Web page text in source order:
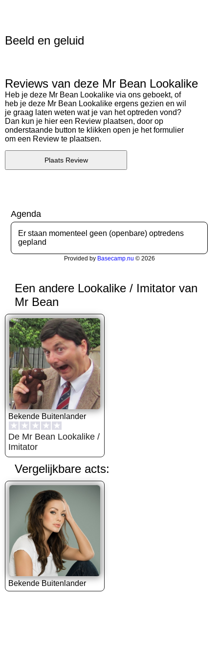
Beeld en geluid
Reviews van deze Mr Bean Lookalike
Heb je deze Mr Bean Lookalike via ons geboekt, of
heb je deze Mr Bean Lookalike ergens gezien en wil
je graag laten weten wat je van het optreden vond?
Dan kun je hier een Review plaatsen, door op
onderstaande button te klikken open je het formulier
om een Review te plaatsen.
Plaats Review
Agenda
Er staan momenteel geen (openbare) optredens
gepland
Provided by Basecamp.nu © 2026
Een andere Lookalike / Imitator van
Mr Bean
Bekende Buitenlander
★ ★ ★ ★ ★
De Mr Bean Lookalike /
Imitator
Vergelijkbare acts:
Bekende Buitenlander